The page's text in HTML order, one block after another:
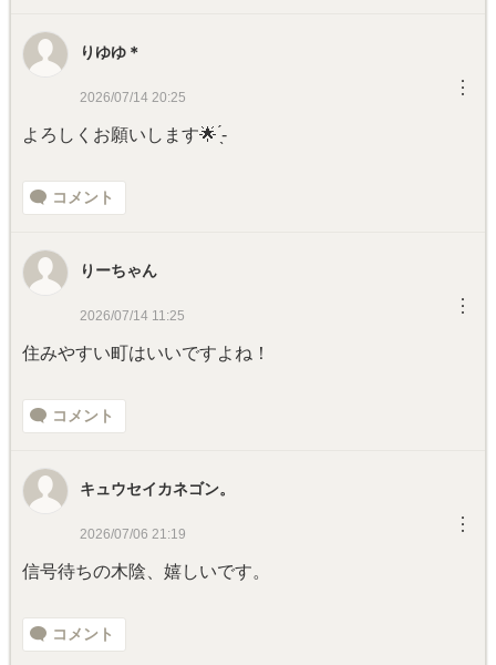
りゆゆ＊
2026/07/14 20:25 ︙
よろしくお願いします🌟 ̖́-
コメント
りーちゃん
2026/07/14 11:25 ︙
住みやすい町はいいですよね！
コメント
キュウセイカネゴン。
2026/07/06 21:19 ︙
信号待ちの木陰、嬉しいです。
コメント